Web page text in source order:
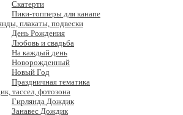
Скатерти
Пики-топперы для канапе
плакаты, подвески
День Рождения
Любовь и свадьба
На каждый день
Новорожденный
Новый Год
Праздничная тематика
тассел, фотозона
Гирлянда Дождик
Занавес Дождик